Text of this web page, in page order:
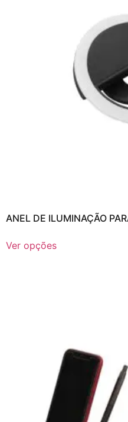
ANEL DE ILUMINAÇÃO
Ver opções